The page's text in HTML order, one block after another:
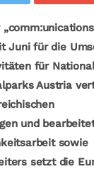
Juni für die
für
Austria
und
sowie
setzt die